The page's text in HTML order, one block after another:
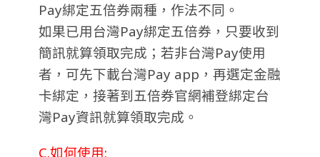
Pay綁定五倍券兩種，作法不同。
如果已用台灣Pay綁定五倍券，只要收到
簡訊就算領取完成；若非台灣Pay使用
者，可先下載台灣Pay app，再選定金融
卡綁定，接著到五倍券官網補登綁定台
灣Pay資訊就算領取完成。
C.如何使用: